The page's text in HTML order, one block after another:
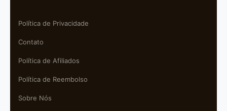
Política de Privacidade
Contato
Política de Afiliados
Política de Reembolso
Sobre Nós